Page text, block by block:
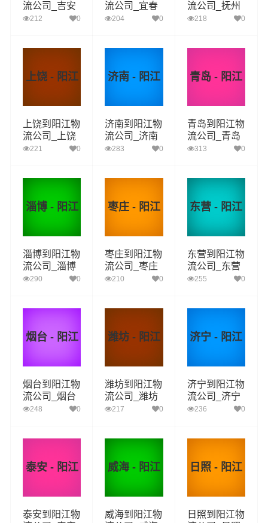
流公司_吉安
到阳江货运_
212 0
流公司_宜春
到阳江货运_
204 0
流公司_抚州
到阳江货运_
218 0
上饶 - 阳江
上饶到阳江物
流公司_上饶
到阳江货运_
221 0
济南 - 阳江
济南到阳江物
流公司_济南
到阳江货运_
283 0
青岛 - 阳江
青岛到阳江物
流公司_青岛
到阳江货运_
313 0
淄博 - 阳江
淄博到阳江物
流公司_淄博
到阳江货运_
290 0
枣庄 - 阳江
枣庄到阳江物
流公司_枣庄
到阳江货运_
210 0
东营 - 阳江
东营到阳江物
流公司_东营
到阳江货运_
255 0
烟台 - 阳江
烟台到阳江物
流公司_烟台
到阳江货运_
248 0
潍坊 - 阳江
潍坊到阳江物
流公司_潍坊
到阳江货运_
217 0
济宁 - 阳江
济宁到阳江物
流公司_济宁
到阳江货运_
236 0
泰安 - 阳江
泰安到阳江物
威海 - 阳江
威海到阳江物
日照 - 阳江
日照到阳江物